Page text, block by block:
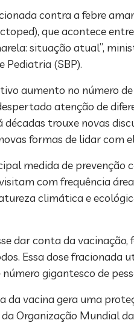
contra a febre
que acontece
situação atual”,
Pediatria (SBP).
aumento no número
atenção de
trouxe novas
formas de lidar com
medida de
com frequência
climática e
dar conta da
Essa dose fracionada
gigantesco de
da vacina gera uma
Organização Mundial